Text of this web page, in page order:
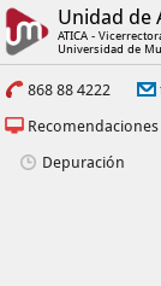
Unidad de
ATICA -
Universidad de
868 88 4222
Depuración